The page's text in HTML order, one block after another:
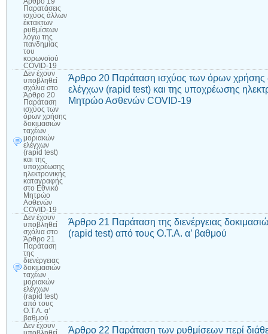
Παρατάσεις
ισχύος άλλων
έκτακτων
ρυθμίσεων
λόγω της
πανδημίας
του
κορωνοϊού
COVID-19
Δεν έχουν
υποβληθεί
σχόλια στο
Άρθρο 20
Παράταση
ισχύος των
όρων χρήσης
δοκιμασιών
ταχέων
μοριακών
ελέγχων
(rapid test)
και της
υποχρέωσης
ηλεκτρονικής
καταγραφής
στο Εθνικό
Μητρώο
Ασθενών
COVID-19
Άρθρο 20 Παράταση ισχύος των όρων χρήσης
ελέγχων (rapid test) και της υποχρέωσης
Μητρώο Ασθενών COVID-19
Δεν έχουν
υποβληθεί
σχόλια στο
Άρθρο 21
Παράταση
της
διενέργειας
δοκιμασιών
ταχέων
μοριακών
ελέγχων
(rapid test)
από τους
Ο.Τ.Α. α’
βαθμού
Άρθρο 21 Παράταση της διενέργειας
(rapid test) από τους Ο.Τ.Α. α’ βαθμού
Δεν έχουν
υποβληθεί
Άρθρο 22 Παράταση των ρυθμίσεων περί